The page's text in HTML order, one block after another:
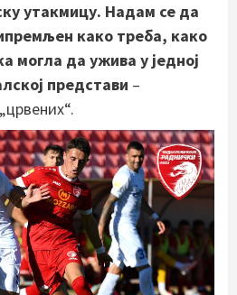
утакмицу. Надам се да
како треба, како
могла да ужива у једној
представи –